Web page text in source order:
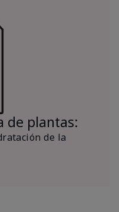
de plantas:
de la